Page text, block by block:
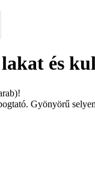
és
Gyönyörű